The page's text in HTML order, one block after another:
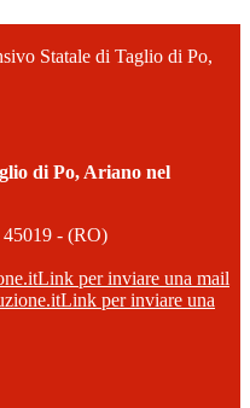
Statale di Taglio di Po,
di Po, Ariano nel
- (RO)
Link per inviare una mail
Link per inviare una